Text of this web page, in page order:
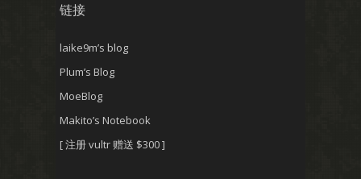
链接
laike9m’s blog
Plum’s Blog
MoeBlog
Makito’s Notebook
[ 注册 vultr 赠送 $300 ]